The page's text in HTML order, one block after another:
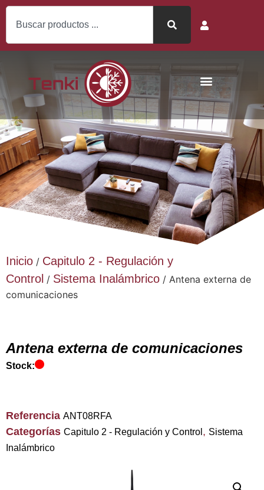
Inicio / Capitulo 2 - Regulación y
Control / Sistema Inalámbrico / Antena externa de
comunicaciones
Antena externa de comunicaciones
Stock:
Referencia ANT08RFA
Categorías Capitulo 2 - Regulación y Control , Sistema
Inalámbrico